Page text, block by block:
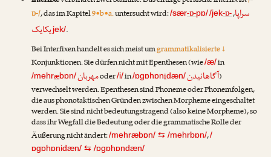
ɒ-/, das im Kapitel9•b•a.untersucht wird:/sær-ɒ-pɒ/ سراپا,
/jek-ɒ-
jek/یکایک
.
Bei Interfixen handelt es sich meist umgrammatikalisierte ↓
Konjunktionen. Sie dürfen nicht mit Epenthesen (wie/æ/in
/mehræbɒn/مهربانoder/i/in/ɒgɒhɒnidæn/آگاهانیدن)
verwechselt werden. Epenthesen sind Phoneme oder Phonemfolgen,
die aus phonotaktischen Gründen zwischen Morpheme eingeschaltet
werden. Sie sind nicht bedeutungstragend (also keine Morpheme), so
dass ihr Wegfall die Bedeutung oder die grammatische Rolle der
Äußerung nicht ändert:/mehræbɒn/⇆ /mehrbɒn/,/
ɒgɒhɒnidæn/⇆ /ɒgɒhɒndæn/